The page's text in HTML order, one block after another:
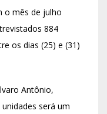
o mês de julho
884
os dias (25) e (31)
Antônio,
será um